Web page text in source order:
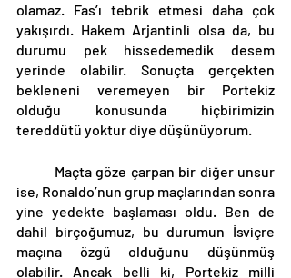
olamaz. Fas’ı tebrik etmesi daha çok
yakışırdı. Hakem Arjantinli olsa da, bu
durumu pek hissedemedik desem
yerinde olabilir. Sonuçta gerçekten
bekleneni veremeyen bir Portekiz
olduğu konusunda hiçbirimizin
tereddütü yoktur diye düşünüyorum.
ise, Ronaldo’nun grup maçlarından sonra
yine yedekte başlaması oldu. Ben de
dahil birçoğumuz, bu durumun İsviçre
maçına özgü olduğunu düşünmüş
olabilir. Ancak belli ki, Portekiz milli